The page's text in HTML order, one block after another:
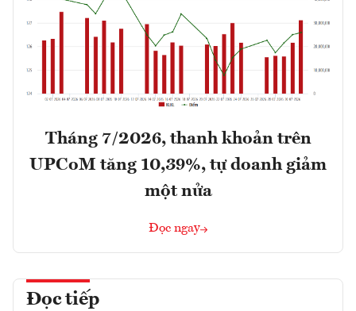
Tháng 7/2026, thanh khoản trên
UPCoM tăng 10,39%, tự doanh giảm
một nửa
Đọc ngay
Đọc tiếp